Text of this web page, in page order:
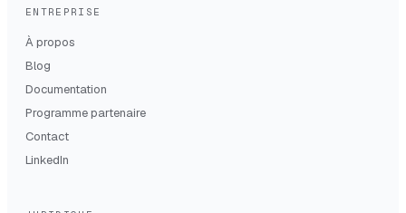
ENTREPRISE
À propos
Blog
Documentation
Programme partenaire
Contact
LinkedIn